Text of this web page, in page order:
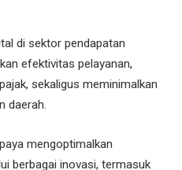
di sektor pendapatan
efektivitas pelayanan,
sekaligus meminimalkan
daerah.
mengoptimalkan
berbagai inovasi, termasuk